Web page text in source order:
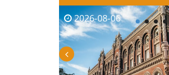
2026-08-06
2026-08-03